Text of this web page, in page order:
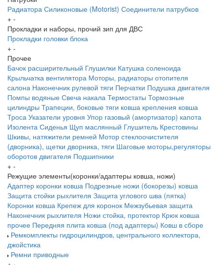
Радиатора Силиконовые (Motorist) Соединители патрубков
+ -
Прокладки и наборы, прочий зип для ДВС
Прокладки головки блока
+ -
Прочее
Бачок расширительный Глушилки Катушка соленоида
Крыльчатка вентилятора Моторы, радиаторы отопителя
салона Наконечник рулевой тяги Перчатки Подушка двигателя
Помпы водяные Свеча накала Термостаты Тормозные
цилиндры Трапеции, боковые тяги ковша крепления ковша
Троса Указатели уровня Упор газовый (амортизатор) капота
Изолента Сиденья Щуп маслянный Глушитель Крестовины
Шкивы, натяжители ремней Мотор стеклоочистителя
(дворника), щетки дворника, тяги Шаговые моторы,регуляторы
оборотов двигателя Подшипники
+ -
Режущие элементы(коронки/адаптеры ковша, ножи)
Адаптер коронки ковша Подрезные ножи (бокорезы) ковша
Защита стойки рыхлителя Защита углового шва (пятка)
Коронки ковша Крепеж для коронок Межзубьевая защита
Наконечник рыхлителя Ножи стойка, протектор Крюк ковша
прочее Передняя плита ковша (под адаптеры) Ковш в сборе
Ремкомплекты гидроцилиндров, центрального коллектора,
джойстика
Ремни приводные